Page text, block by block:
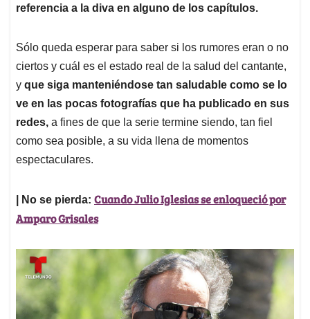
referencia a la diva en alguno de los capítulos.
Sólo queda esperar para saber si los rumores eran o no
ciertos y cuál es el estado real de la salud del cantante,
y que siga manteniéndose tan saludable como se lo
ve en las pocas fotografías que ha publicado en sus
redes, a fines de que la serie termine siendo, tan fiel
como sea posible, a su vida llena de momentos
espectaculares.
| No se pierda: Cuando Julio Iglesias se enloqueció por
Amparo Grisales